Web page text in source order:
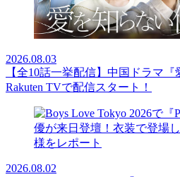
2026.08.03
【全10話一挙配信】中国ドラマ『
Rakuten TVで配信スタート！
2026.08.02